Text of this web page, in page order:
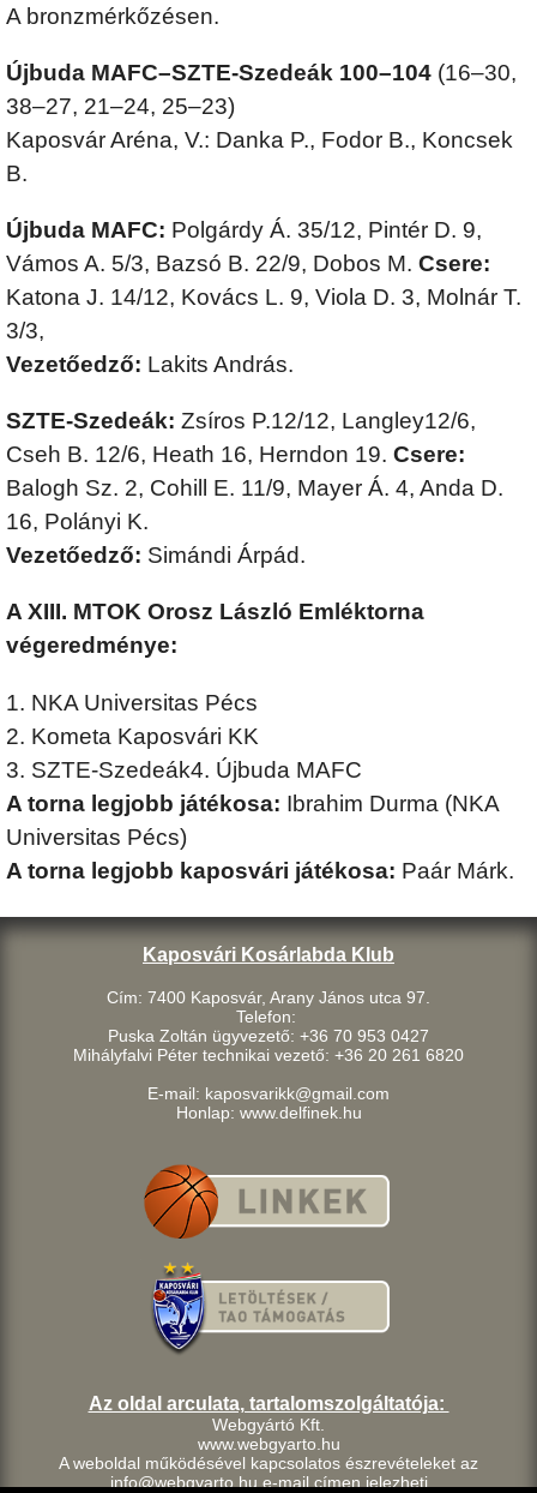
A bronzmérkőzésen.
Újbuda MAFC–SZTE-Szedeák 100–104 (16–30,
38–27, 21–24, 25–23)
Kaposvár Aréna, V.: Danka P., Fodor B., Koncsek
B.
Újbuda MAFC: Polgárdy Á. 35/12, Pintér D. 9,
Vámos A. 5/3, Bazsó B. 22/9, Dobos M. Csere:
Katona J. 14/12, Kovács L. 9, Viola D. 3, Molnár T.
3/3,
Vezetőedző: Lakits András.
SZTE-Szedeák: Zsíros P.12/12, Langley12/6,
Cseh B. 12/6, Heath 16, Herndon 19. Csere:
Balogh Sz. 2, Cohill E. 11/9, Mayer Á. 4, Anda D.
16, Polányi K.
Vezetőedző: Simándi Árpád.
A XIII. MTOK Orosz László Emléktorna
végeredménye:
1. NKA Universitas Pécs
2. Kometa Kaposvári KK
3. SZTE-Szedeák4. Újbuda MAFC
A torna legjobb játékosa: Ibrahim Durma (NKA
Universitas Pécs)
A torna legjobb kaposvári játékosa: Paár Márk.
Kaposvári Kosárlabda Klub
Cím: 7400 Kaposvár, Arany János utca 97.
Telefon:
Puska Zoltán ügyvezető: +36 70 953 0427
Mihályfalvi Péter technikai vezető: +36 20 261 6820
E-mail: kaposvarikk@gmail.com
Honlap: www.delfinek.hu
Az oldal arculata, tartalomszolgáltatója:
Webgyártó Kft.
www.webgyarto.hu
A weboldal működésével kapcsolatos észrevételeket az
info@webgyarto.hu e-mail címen jelezheti.